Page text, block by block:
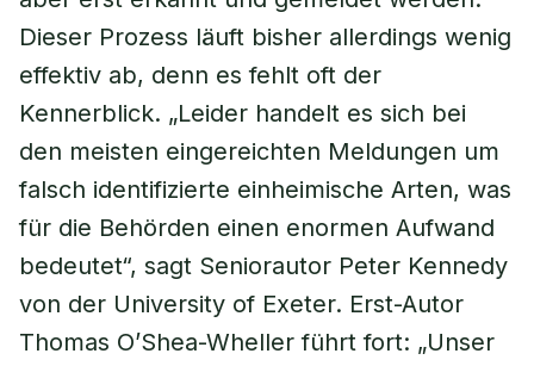
Dieser Prozess läuft bisher allerdings wenig
effektiv ab, denn es fehlt oft der
Kennerblick. „Leider handelt es sich bei
den meisten eingereichten Meldungen um
falsch identifizierte einheimische Arten, was
für die Behörden einen enormen Aufwand
bedeutet“, sagt Seniorautor Peter Kennedy
von der University of Exeter. Erst-Autor
Thomas O’Shea-Wheller führt fort: „Unser